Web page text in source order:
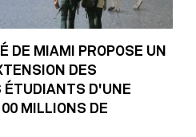
DE MIAMI PROPOSE UN
DES
ÉTUDIANTS D'UNE
MILLIONS DE